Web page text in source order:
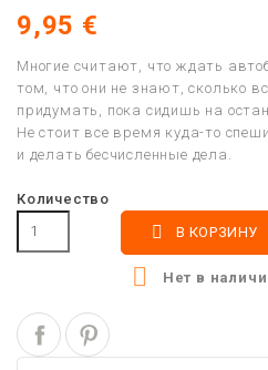
9,95 €
Многие считают, что ждать
том, что они не знают, сколько
придумать, пока сидишь на
Не стоит все время куда-то
и делать бесчисленные дела.
Количество
 В КОРЗИНУ
 Нет в